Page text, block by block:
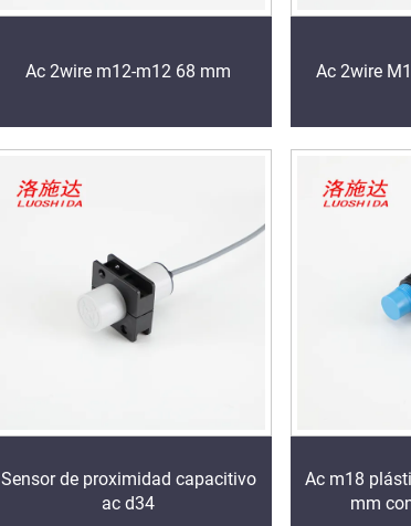
Ac 2wire m12-m12 68 mm Ac 2wire
Sensor de proximidad capacitivo
ac d34
Ac m18
mm